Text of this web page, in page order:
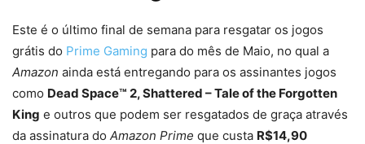
Este é o último final de semana para resgatar os jogos
grátis do Prime Gaming para do mês de Maio, no qual a
Amazon ainda está entregando para os assinantes jogos
como Dead Space™ 2, Shattered – Tale of the Forgotten
King e outros que podem ser resgatados de graça através
da assinatura do Amazon Prime que custa R$14,90